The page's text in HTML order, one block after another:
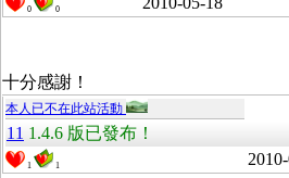
0 0
十分感謝！
本人已不在此站活動
11 1.4.6 版已發布！
1 1